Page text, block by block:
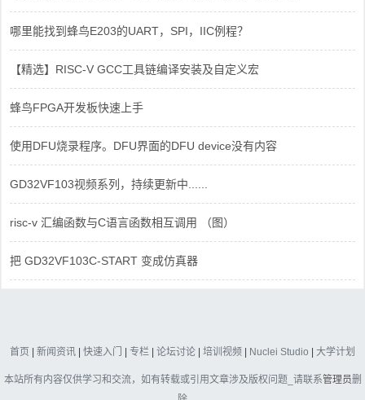
哪里能找到蜂鸟E203的UART，SPI，IIC例程？
【精选】RISC-V GCC工具链编译安装及自定义宏
蜂鸟FPGA开发板快速上手
使用DFU烧录程序。DFU界面的DFU device没有内容
GD32VF103视频系列，持续更新中......
risc-v 汇编函数与C语言函数相互调用 （图）
把 GD32VF103C-START 变成仿真器
首页 | 新闻资讯 | 快速入门 | 专栏 | 论坛讨论 | 培训视频 | Nuclei Studio | 大学计划
本站所有内容仅供学习和交流，如有转载或引用文章涉及版权问题_请联系管理员删